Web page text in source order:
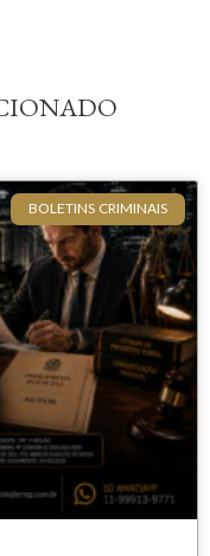
BOLETINS CRIMINAIS